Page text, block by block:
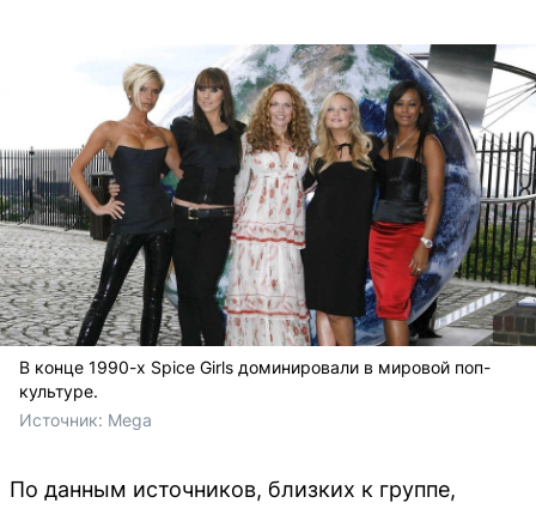
В конце 1990-х Spice Girls доминировали в мировой поп-
культуре.
Источник: Mega
По данным источников, близких к группе,